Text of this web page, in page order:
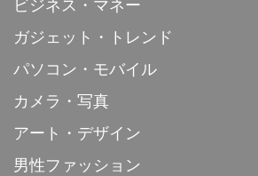
ビジネス・マネー
ガジェット・トレンド
パソコン・モバイル
カメラ・写真
アート・デザイン
男性ファッション